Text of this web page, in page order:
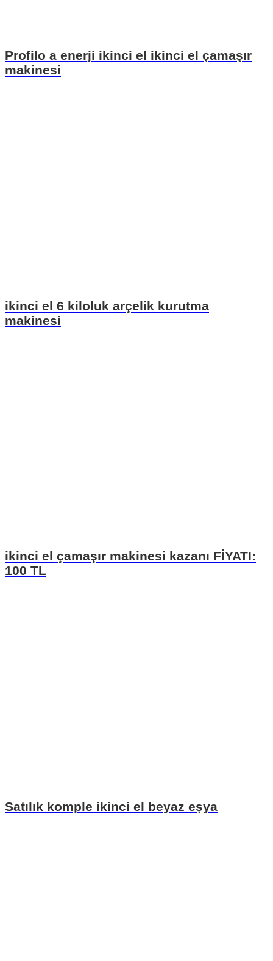
Profilo a enerji ikinci el ikinci el çamaşır
makinesi
ikinci el 6 kiloluk arçelik kurutma
makinesi
ikinci el çamaşır makinesi kazanı FİYATI:
100 TL
Satılık komple ikinci el beyaz eşya